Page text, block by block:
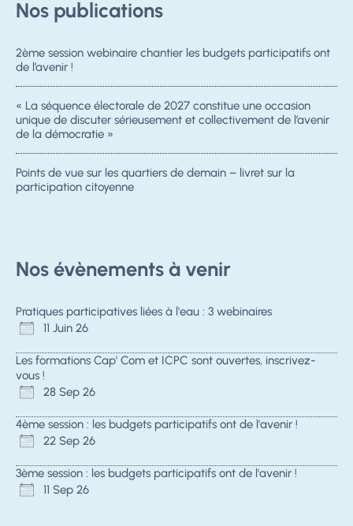
Nos publications
2ème session webinaire chantier les budgets participatifs ont
de l’avenir !
« La séquence électorale de 2027 constitue une occasion
unique de discuter sérieusement et collectivement de l’avenir
de la démocratie »
Points de vue sur les quartiers de demain – livret sur la
participation citoyenne
Nos évènements à venir
Pratiques participatives liées à l'eau : 3 webinaires
11 Juin 26
Les formations Cap' Com et ICPC sont ouvertes, inscrivez-
vous !
28 Sep 26
4ème session : les budgets participatifs ont de l'avenir !
22 Sep 26
3ème session : les budgets participatifs ont de l'avenir !
11 Sep 26